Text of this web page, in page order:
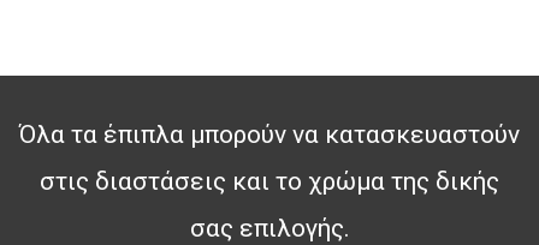
Όλα τα έπιπλα μπορούν να κατασκευαστούν
στις διαστάσεις και το χρώμα της δικής
σας επιλογής.